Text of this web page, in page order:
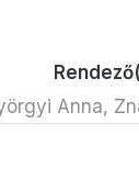
Anna,